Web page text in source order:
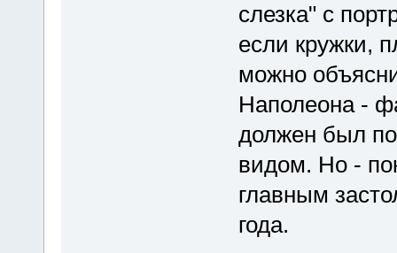
слезка" с
если кружки,
можно
Наполеона -
должен был
видом. Но -
главным
года.